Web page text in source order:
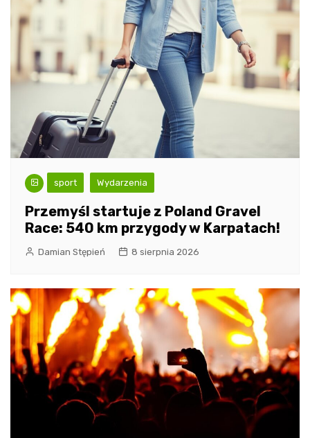
sport Wydarzenia
Przemyśl startuje z Poland Gravel
Race: 540 km przygody w Karpatach!
Damian Stępień 8 sierpnia 2026